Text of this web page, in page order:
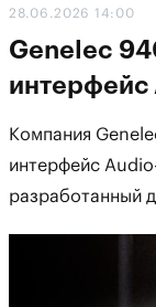
28.06.2026 14:00
Genelec
интерфейс
Компания
интерфейс
разработанный